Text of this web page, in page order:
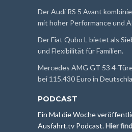
Der Audi RS 5 Avant
mit hoher Performance und
Der Fiat Qubo L bietet als
und Flexibilität für Familien.
Mercedes AMG GT 53 4-
bei 115.430 Euro in
PODCAST
Ein Mal die Woche
Ausfahrt.tv Podcast. Hier